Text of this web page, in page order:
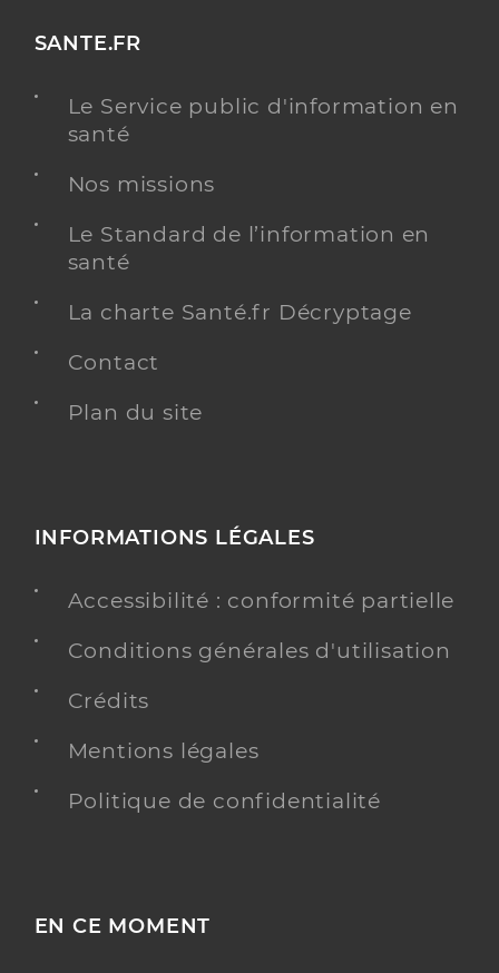
SANTE.FR
Le Service public d'information en
santé
Nos missions
Le Standard de l’information en
santé
La charte Santé.fr Décryptage
Contact
Plan du site
INFORMATIONS LÉGALES
Accessibilité : conformité partielle
Conditions générales d'utilisation
Crédits
Mentions légales
Politique de confidentialité
EN CE MOMENT